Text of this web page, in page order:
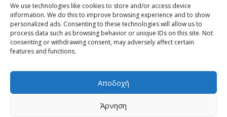
We use technologies like cookies to store and/or access device
information. We do this to improve browsing experience and to show
personalized ads. Consenting to these technologies will allow us to
process data such as browsing behavior or unique IDs on this site. Not
consenting or withdrawing consent, may adversely affect certain
features and functions.
Αποδοχή
Άρνηση
Copyright © 2022 ΔΕΥΑΞ με την επιφύλαξη παντός